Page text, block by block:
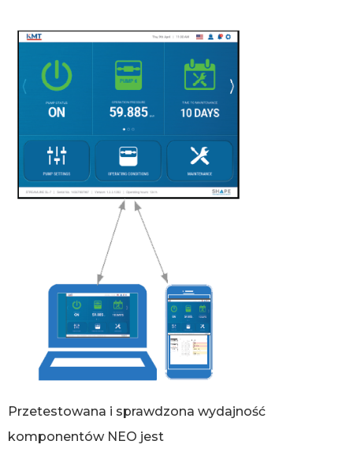
Przetestowana i sprawdzona wydajność
komponentów NEO jest